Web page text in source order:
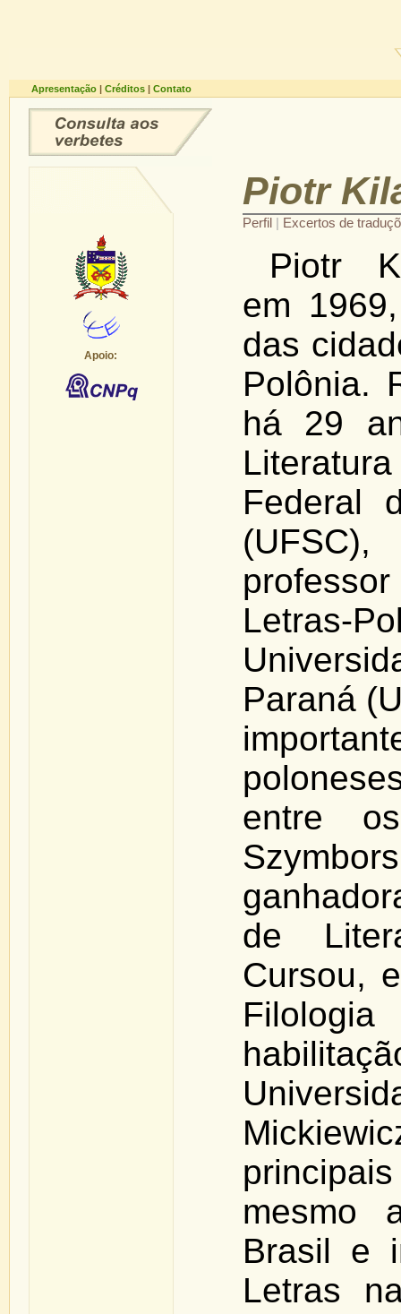
Apresentação | Créditos | Contato
Piotr
Perfil | Excertos de
Piotr
em
das
Polônia.
há 29
Federal
Paraná
entre
de
Cursou,
mesmo
Brasil e
Letras
Apoio: